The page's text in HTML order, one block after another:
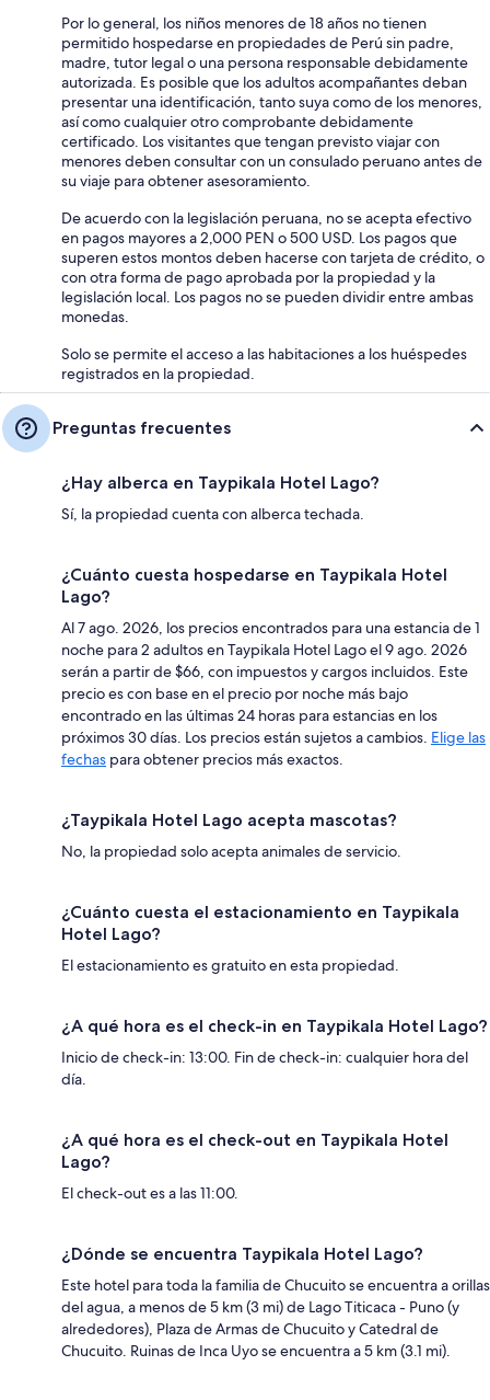
Por lo general, los niños menores de 18 años no tienen
permitido hospedarse en propiedades de Perú sin padre,
madre, tutor legal o una persona responsable debidamente
autorizada. Es posible que los adultos acompañantes deban
presentar una identificación, tanto suya como de los menores,
así como cualquier otro comprobante debidamente
certificado. Los visitantes que tengan previsto viajar con
menores deben consultar con un consulado peruano antes de
su viaje para obtener asesoramiento.
De acuerdo con la legislación peruana, no se acepta efectivo
en pagos mayores a 2,000 PEN o 500 USD. Los pagos que
superen estos montos deben hacerse con tarjeta de crédito, o
con otra forma de pago aprobada por la propiedad y la
legislación local. Los pagos no se pueden dividir entre ambas
monedas.
Solo se permite el acceso a las habitaciones a los huéspedes
registrados en la propiedad.
Preguntas frecuentes
¿Hay alberca en Taypikala Hotel Lago?
Sí, la propiedad cuenta con alberca techada.
¿Cuánto cuesta hospedarse en Taypikala Hotel
Lago?
Al 7 ago. 2026, los precios encontrados para una estancia de 1
noche para 2 adultos en Taypikala Hotel Lago el 9 ago. 2026
serán a partir de $66, con impuestos y cargos incluidos. Este
precio es con base en el precio por noche más bajo
encontrado en las últimas 24 horas para estancias en los
próximos 30 días. Los precios están sujetos a cambios. Elige las
fechas para obtener precios más exactos.
¿Taypikala Hotel Lago acepta mascotas?
No, la propiedad solo acepta animales de servicio.
¿Cuánto cuesta el estacionamiento en Taypikala
Hotel Lago?
El estacionamiento es gratuito en esta propiedad.
¿A qué hora es el check-in en Taypikala Hotel Lago?
Inicio de check-in: 13:00. Fin de check-in: cualquier hora del
día.
¿A qué hora es el check-out en Taypikala Hotel
Lago?
El check-out es a las 11:00.
¿Dónde se encuentra Taypikala Hotel Lago?
Este hotel para toda la familia de Chucuito se encuentra a orillas
del agua, a menos de 5 km (3 mi) de Lago Titicaca - Puno (y
alrededores), Plaza de Armas de Chucuito y Catedral de
Chucuito. Ruinas de Inca Uyo se encuentra a 5 km (3.1 mi).